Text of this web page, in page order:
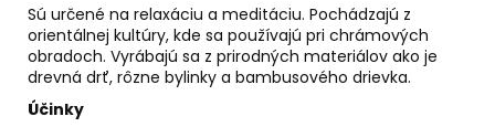
Sú určené na relaxáciu a meditáciu. Pochádzajú z
orientálnej kultúry, kde sa používajú pri chrámových
obradoch. Vyrábajú sa z prirodných materiálov ako je
drevná drť, rôzne bylinky a bambusového drievka.
Účinky
m
e
KÓD